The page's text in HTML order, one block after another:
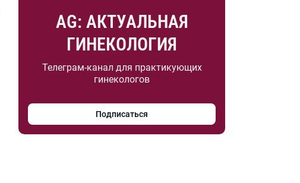
AG: АКТУАЛЬНАЯ
ГИНЕКОЛОГИЯ
Телеграм-канал для практикующих
гинекологов
Подписаться